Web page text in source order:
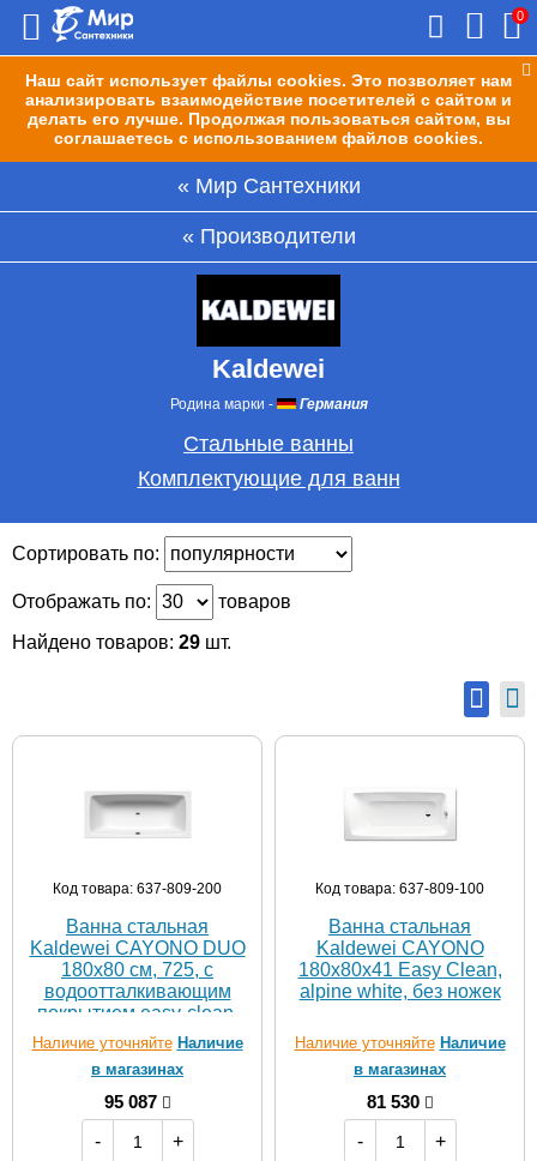
Наш сайт использует файлы cookies. Это позволяет нам
анализировать взаимодействие посетителей с сайтом и
делать его лучше. Продолжая пользоваться сайтом, вы
соглашаетесь с использованием файлов cookies.
0
Мир Сантехники
Производители
Kaldewei
Родина марки - Германия
Стальные ванны
Комплектующие для ванн
Сортировать по:
Отображать по:
товаров
Найдено товаров: 29 шт.
Код товара: 637-809-200
Ванна стальная
Kaldewei CAYONO DUO
180х80 см, 725, с
водоотталкивающим
покрытием easy-clean,
без ножек
(272500013001)
Наличие уточняйте Наличие
в магазинах
95 087
-
+
Код товара: 637-809-100
Ванна стальная
Kaldewei CAYONO
180х80х41 Easy Clean,
alpine white, без ножек
Наличие уточняйте Наличие
в магазинах
81 530
-
+